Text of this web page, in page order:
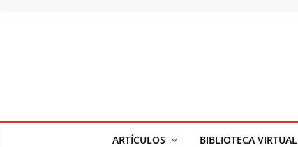
ARTÍCULOS BIBLIOTECA VIRTUAL